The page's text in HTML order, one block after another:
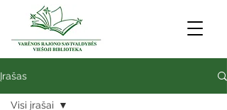
Įrašas
Visi įrašai